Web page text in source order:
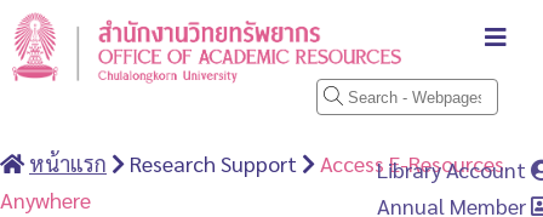
Library Account
Annual Member
หน้าแรก Research Support
Access E-Resources
Anywhere